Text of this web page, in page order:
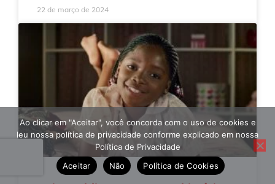
22 de março de 2024
Ao clicar em "Aceitar", você concorda com o uso de cookies e
leu nossa política de privacidade conforme explicado em nossa
Política de Privacidade
Aceitar
Não Política de Cookies